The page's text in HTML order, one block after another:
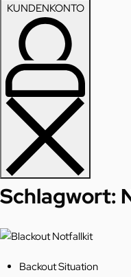
KUNDENKONTO
Schlagwort:
PostedBackout Situation